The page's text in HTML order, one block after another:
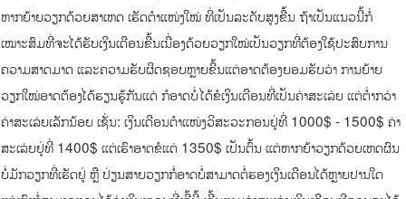
ຫາກຍ້າຍວຽກດ້ວຍສາເຫດ ເຮັດຕຳແໜ່ງໃໝ່ ທີ່ເປັນລະດັບສູງຂື້ນ ຖ້າເປັນແນວນີ້ກໍ່
ເໝາະສົມທີ່ຈະໄດ້ຮັບເງິນເດືອນຂື້ນເນື່ອງດ້ວຍວຽກໃໝ່ເປັນວຽກທີ່ຕ້ອງໃຊ້ປະສົບການ
ຄວາມສາດມາດ ແລະຄວາມຮັບຜິດຊອບຫຼາຍຂື້ນແຕ່ອາດຕ້ອງຍອມຮັບວ່າ ການຍ້າຍ
ວຽກໃໝ່ອາດຕ້ອງໄດ້ຮຽນຮູ້ກັນແດ່ ກໍອາດບໍ່ໄດ້ຂໍເງິນເດືອນທີ່ເປັນຄ່າສະເລ່ຍ ແຕ່ຕ່ຳກວ່າ
ຄ່າສະເລ່ຍເລັກນ້ອຍ ເຊັ່ນ: ເງິນເດືອນຕຳແໜ່ງວິສະວະກອນຢູ່ທີ່ 1000$ - 1500$ ຄ່າ
ສະເລ່ຍຢູ່ທີ່ 1400$ ແຕ່ເຮົາອາດຂໍແຕ່ 1350$ ເປັນຕົ້ນ ແຕ່ຫາກຍ້າວຽກດ້ວຍເຫດຜົນ
ບໍ່ມັກວຽກທີ່ເຮັດຢູ່ ຫຼື ປ່ຽນສາຍວຽກກໍ່ອາດບໍ່ສາມາດຕໍ່ຮອງເງິນເດືອນໄດ້ຫຼາຍປານໃດ